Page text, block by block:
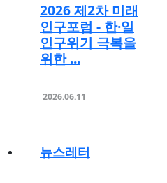
2026 제2차 미래
인구포럼 - 한·일
인구위기 극복을
위한 ...
2026.06.11
뉴스레터